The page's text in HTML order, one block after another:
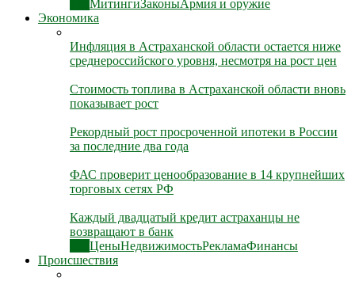
МитингиЗаконыАрмия и оружие
Экономика
Инфляция в Астраханской области остается ниже
среднероссийского уровня, несмотря на рост цен
Стоимость топлива в Астраханской области вновь
показывает рост
Рекордный рост просроченной ипотеки в России
за последние два года
ФАС проверит ценообразование в 14 крупнейших
торговых сетях РФ
Каждый двадцатый кредит астраханцы не
возвращают в банк
ЦеныНедвижимостьРекламаФинансы
Происшествия